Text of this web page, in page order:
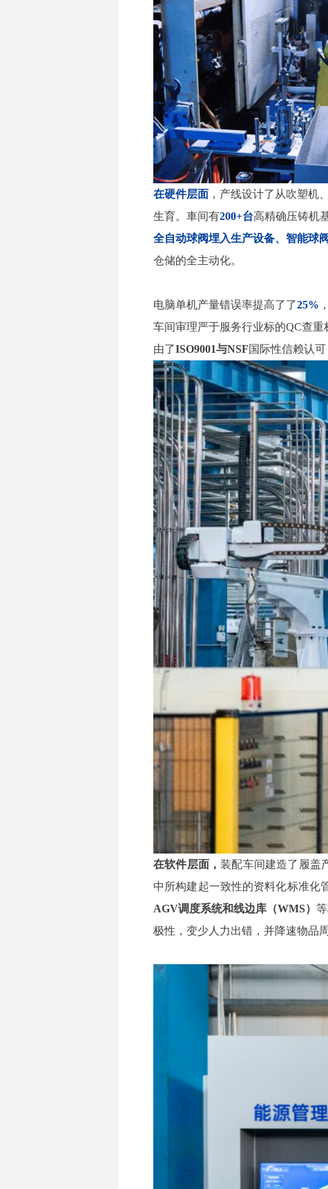
400-906-6668
浙江省台州市黄岩经济开发区埭西路2号
在硬件层面 ，产线设计了从吹塑机
生育。車间有200+台高精确压铸机
全自动球阀埋入生产设备、智能球
仓储的全主动化。
电脑单机产量错误率提高了了25%
车间审理严于服务行业标的QC查
由了ISO9001与NSF国际性信赖认可
在软件层面，装配车间建造了履盖
中所构建起一致性的资料化标准化
AGV调度系统和线边库（WMS）
极性，变少人力出错，并降速物品